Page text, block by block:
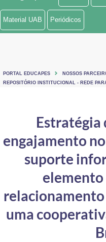
Ministério de Minas e Energia
Ministério do Turismo
Controladoria-Geral da União
Ministério da Mulher, da Família e dos
Secretaria de Governo
Gabinete de Segurança Institucional
Material UAB Periódicos
PORTAL EDUCAPES
NOSSOS
REPOSITÓRIO INSTITUCIONAL - REDE
Estratégia
engajamento
suporte
elemento
relacionamento
uma